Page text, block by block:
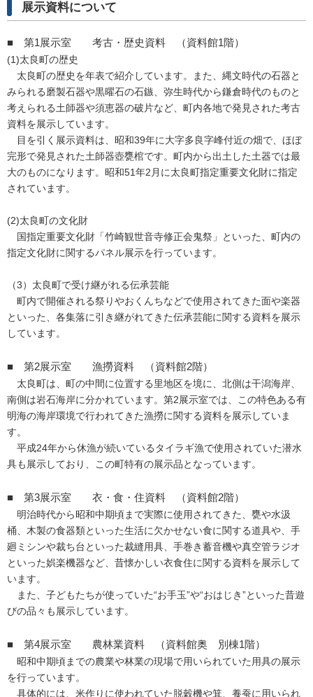
展示資料について
■ 第1展示室 考古・歴史資料 （資料館1階）
(1)太良町の歴史
太良町の歴史を年表で紹介しています。また、縄文時代の石器と
みられる磨製石器や黒曜石の石鏃、弥生時代から鎌倉時代のものと
考えられる土師器や須恵器の破片など、町内各地で発見された考古
資料を展示しています。
目を引く展示資料は、昭和39年に大字多良字峰付近の畑で、ほぼ
完形で発見された土師器壺甕棺です。町内から出土した土器では最
大のものになります。昭和51年2月に太良町指定重要文化財に指定
されています。
(2)太良町の文化財
国指定重要文化財「竹崎観世音寺修正会鬼祭」といった、町内の
指定文化財に関するパネル展示を行っています。
（3）太良町で受け継がれる伝承芸能
町内で開催される祭りやおくんちなどで使用されてきた面や楽器
といった、各集落に引き継がれてきた伝承芸能に関する資料を展示
しています。
■ 第2展示室 漁撈資料 （資料館2階）
太良町は、町の中間に位置する里地区を境に、北側は干潟海岸、
南側は岩石海岸に分かれています。第2展示室では、この特色ある有
明海の海岸環境で行われてきた漁撈に関する資料を展示していま
す。
平成24年から休漁が続いているタイラギ漁で使用されていた潜水
具も展示しており、この町特有の展示品となっています。
■ 第3展示室 衣・食・住資料 （資料館2階）
明治時代から昭和中期頃まで実際に使用されてきた、甕や水汲
桶、木製の食器類といった生活に欠かせない食に関する道具や、手
廻ミシンや裁ち台といった裁縫用具、手巻き蓄音機や真空管ラジオ
といった娯楽機器など、昔懐かしい衣食住に関する資料を展示して
います。
また、子どもたちが使っていた“お手玉”や“おはじき”といった昔遊
びの品々も展示しています。
■ 第4展示室 農林業資料 （資料館奥 別棟1階）
昭和中期頃までの農業や林業の現場で用いられていた用具の展示
を行っています。
具体的には、米作りに使われていた脱穀機や箕、養蚕に用いられ